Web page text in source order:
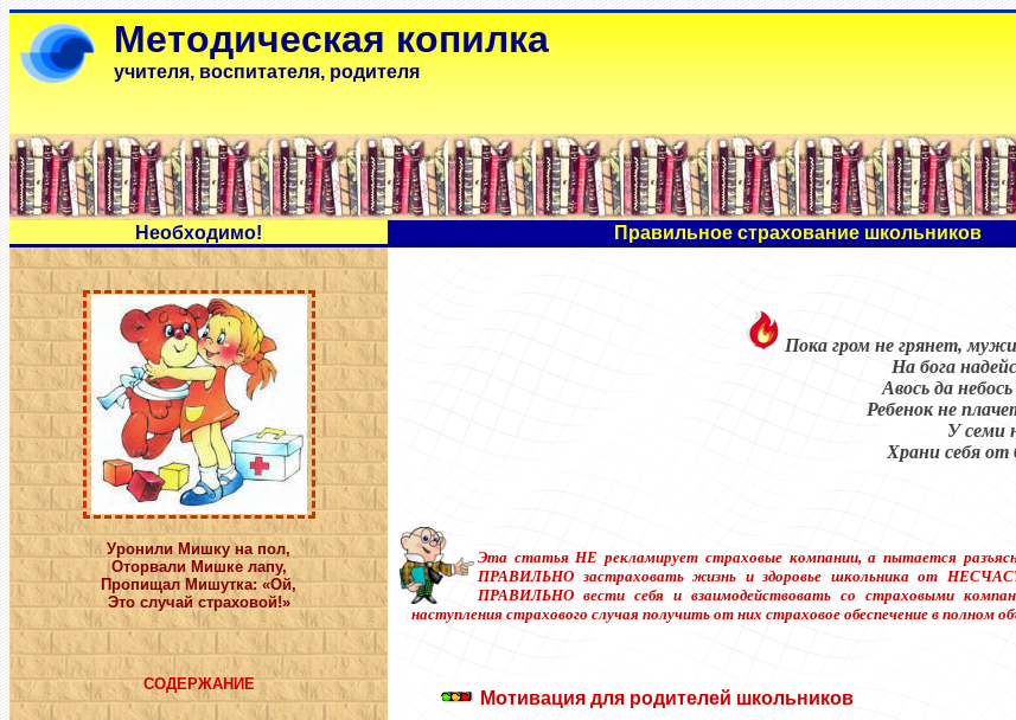
Методическая копилка
учителя, воспитателя, родителя
Необходимо! Правильное страхование школьников
Уронили Мишку на пол,
Оторвали Мишке лапу,
Пропищал Мишутка: «Ой,
Это случай страховой!»
СОДЕРЖАНИЕ
Пока гром не грянет,
На бога
Авось да
Ребенок не
У семи
Храни себя от
Эта статья НЕ рекламирует страховые компании, а пытается
ПРАВИЛЬНО застраховать жизнь и здоровье школьника от
ПРАВИЛЬНО вести себя и взаимодействовать со страховыми
наступления страхового случая получить от них страховое обеспечение в полном
Мотивация для родителей школьников